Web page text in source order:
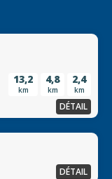
13,2
km
4,8
km
2,4
km
DÉTAIL
DÉTAIL